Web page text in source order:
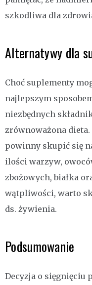
szkodliwa dla
Alternatywy dla
Choć suplementy
najlepszym
niezbędnych
zrównoważona dieta.
powinny skupić się
ilości warzyw,
zbożowych, białka
wątpliwości, warto
ds. żywienia.
Podsumowanie
Decyzja o sięgnięciu